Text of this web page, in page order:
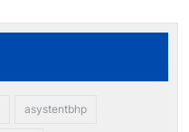
asystentbhp